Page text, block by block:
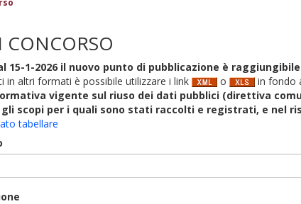
15-1-2026 il nuovo punto di pubblicazione è
in altri formati è possibile utilizzare i link
o in fondo
vigente sul riuso dei dati pubblici (direttiva
scopi per i quali sono stati raccolti e registrati, e nel
tabellare